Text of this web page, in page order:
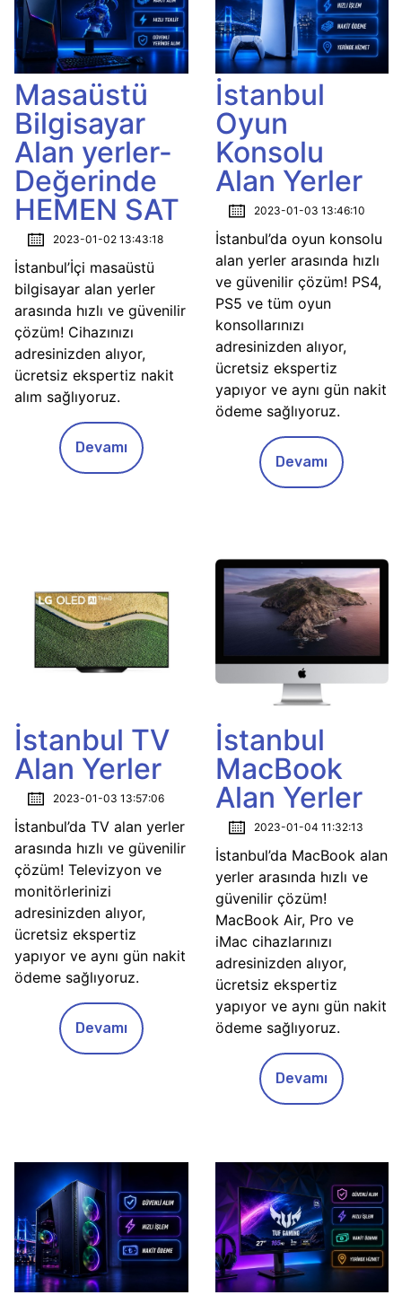
Masaüstü
Bilgisayar
Alan yerler-
Değerinde
HEMEN SAT
2023-01-02 13:43:18
İstanbul’İçi masaüstü
bilgisayar alan yerler
arasında hızlı ve güvenilir
çözüm! Cihazınızı
adresinizden alıyor,
ücretsiz ekspertiz nakit
alım sağlıyoruz.
Devamı
İstanbul
Oyun
Konsolu
Alan Yerler
2023-01-03 13:46:10
İstanbul’da oyun konsolu
alan yerler arasında hızlı
ve güvenilir çözüm! PS4,
PS5 ve tüm oyun
konsollarınızı
adresinizden alıyor,
ücretsiz ekspertiz
yapıyor ve aynı gün nakit
ödeme sağlıyoruz.
Devamı
İstanbul TV
Alan Yerler
2023-01-03 13:57:06
İstanbul’da TV alan yerler
arasında hızlı ve güvenilir
çözüm! Televizyon ve
monitörlerinizi
adresinizden alıyor,
ücretsiz ekspertiz
yapıyor ve aynı gün nakit
ödeme sağlıyoruz.
Devamı
İstanbul
MacBook
Alan Yerler
2023-01-04 11:32:13
İstanbul’da MacBook alan
yerler arasında hızlı ve
güvenilir çözüm!
MacBook Air, Pro ve
iMac cihazlarınızı
adresinizden alıyor,
ücretsiz ekspertiz
yapıyor ve aynı gün nakit
ödeme sağlıyoruz.
Devamı